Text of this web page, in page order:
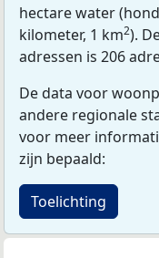
hectare water
kilometer, 1 km2).
adressen is 206
De data voor
andere regionale
voor meer
zijn bepaald:
Toelichting